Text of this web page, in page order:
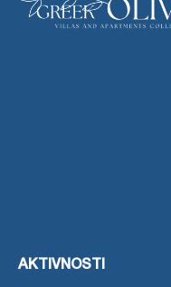
AKTIVNOSTI